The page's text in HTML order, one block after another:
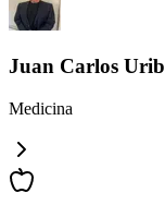
Juan Carlos
Medicina